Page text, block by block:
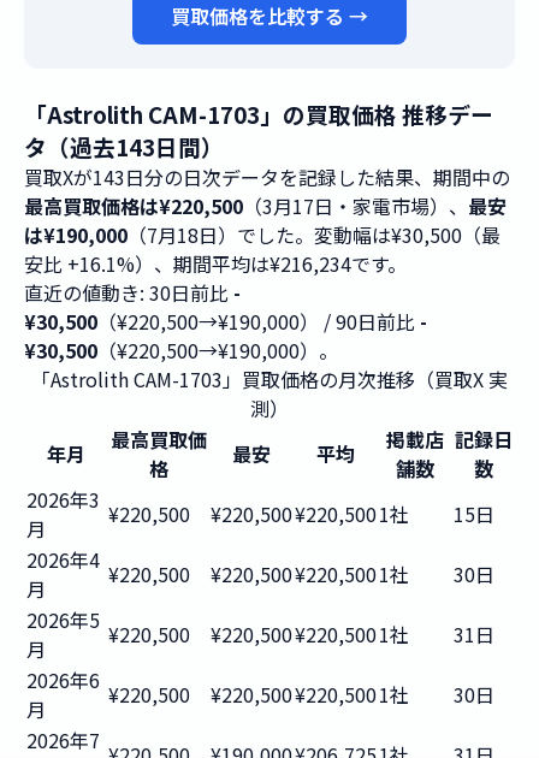
買取価格を比較する →
「Astrolith CAM-1703」の買取価格 推移デー
タ（過去143日間）
買取Xが143日分の日次データを記録した結果、期間中の
最高買取価格は¥220,500 （3月17日・家電市場）、 最安
は¥190,000 （7月18日）でした。変動幅は¥30,500（最
安比 +16.1%）、期間平均は¥216,234です。
直近の値動き: 30日前比 -
¥30,500 （¥220,500→¥190,000） / 90日前比 -
¥30,500 （¥220,500→¥190,000）。
「Astrolith CAM-1703」買取価格の月次推移（買取X 実
測）
年月
最高買取価
格
最安 平均
掲載店
舗数
記録日
数
2026年3
月
¥220,500 ¥220,500¥220,5001社
15日
2026年4
月
¥220,500 ¥220,500¥220,5001社
30日
2026年5
月
¥220,500 ¥220,500¥220,5001社
31日
2026年6
月
¥220,500 ¥220,500¥220,5001社
30日
2026年7